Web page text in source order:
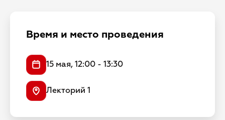
Время и место проведения
15 мая, 12:00 - 13:30
Лекторий 1